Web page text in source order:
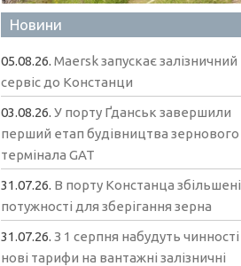
Новини
05.08.26.Maersk запускає залізничний
сервіс до Констанци
03.08.26.У порту Ґданськ завершили
перший етап будівництва зернового
термінала GAT
31.07.26. В порту Констанца збільшені
потужності для зберігання зерна
31.07.26.З 1 серпня набудуть чинності
нові тарифи на вантажні залізничні